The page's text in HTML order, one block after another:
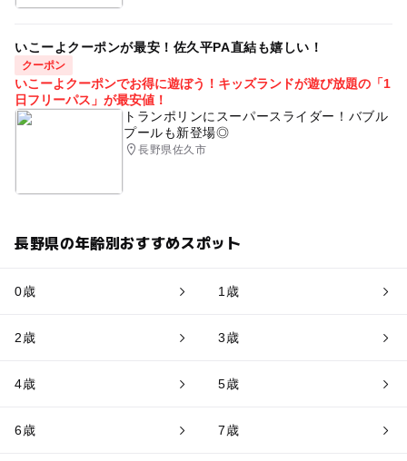
いこーよクーポンが最安！佐久平PA直結も嬉しい！
クーポン
いこーよクーポンでお得に遊ぼう！キッズランドが遊び放題の「1
日フリーパス」が最安値！
トランポリンにスーパースライダー！バブル
プールも新登場◎
長野県佐久市
長野県の年齢別おすすめスポット
0歳 1歳
2歳 3歳
4歳 5歳
6歳 7歳